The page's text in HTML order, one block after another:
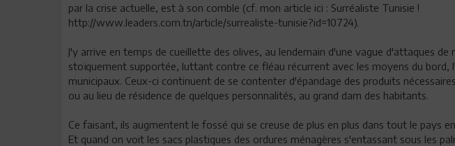
par la crise actuelle, est à son comble (cf. mon article ici : Surréaliste Tunisie !
http://www.leaders.com.tn/article/surrealiste-tunisie?id=10724).
J'y arrive en temps de cueillette des olives, au lendemain d'une vague d'attaques
stoïquement supportée, luttant contre ce fléau récurrent avec les moyens du bord,
municipaux. Ceux-ci continuent de se contenter d'épandage des produits
ou au lieu de résidence de quelques personnalités, au grand dam des habitants.
Ce faisant, ils augmentent le fossé qui se creuse de plus en plus dans tout le pays
Et quand on voit les sacs plastiques des ordures ménagères s'entassant sous les